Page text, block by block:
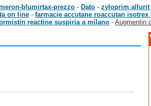
blumirtax-prezzo - Dato -zyloprim
on line -farmacie accutane roaccutan
reactine suspiria a milano -Augmentin